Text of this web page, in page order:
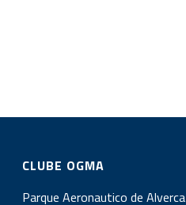
CLUBE OGMA
Parque Aeronautico de Alverca